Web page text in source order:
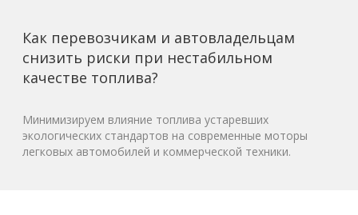
Как перевозчикам и автовладельцам
снизить риски при нестабильном
качестве топлива?
Минимизируем влияние топлива устаревших
экологических стандартов на современные моторы
легковых автомобилей и коммерческой техники.